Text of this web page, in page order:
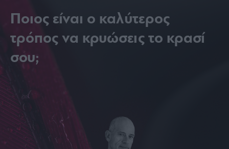
Ποιος είναι ο καλύτερος
τρόπος να κρυώσεις το κρασί
σου;